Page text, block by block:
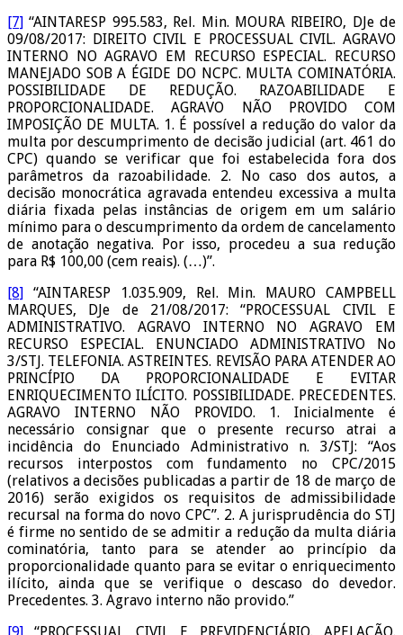
[7] “AINTARESP 995.583, Rel. Min. MOURA RIBEIRO, DJe de
09/08/2017: DIREITO CIVIL E PROCESSUAL CIVIL. AGRAVO
INTERNO NO AGRAVO EM RECURSO ESPECIAL. RECURSO
MANEJADO SOB A ÉGIDE DO NCPC. MULTA COMINATÓRIA.
POSSIBILIDADE DE REDUÇÃO. RAZOABILIDADE E
PROPORCIONALIDADE. AGRAVO NÃO PROVIDO COM
IMPOSIÇÃO DE MULTA. 1. É possível a redução do valor da
multa por descumprimento de decisão judicial (art. 461 do
CPC) quando se verificar que foi estabelecida fora dos
parâmetros da razoabilidade. 2. No caso dos autos, a
decisão monocrática agravada entendeu excessiva a multa
diária fixada pelas instâncias de origem em um salário
mínimo para o descumprimento da ordem de cancelamento
de anotação negativa. Por isso, procedeu a sua redução
para R$ 100,00 (cem reais). (…)”.
[8] “AINTARESP 1.035.909, Rel. Min. MAURO CAMPBELL
MARQUES, DJe de 21/08/2017: “PROCESSUAL CIVIL E
ADMINISTRATIVO. AGRAVO INTERNO NO AGRAVO EM
RECURSO ESPECIAL. ENUNCIADO ADMINISTRATIVO No
3/STJ. TELEFONIA. ASTREINTES. REVISÃO PARA ATENDER AO
PRINCÍPIO DA PROPORCIONALIDADE E EVITAR
ENRIQUECIMENTO ILÍCITO. POSSIBILIDADE. PRECEDENTES.
AGRAVO INTERNO NÃO PROVIDO. 1. Inicialmente é
necessário consignar que o presente recurso atrai a
incidência do Enunciado Administrativo n. 3/STJ: “Aos
recursos interpostos com fundamento no CPC/2015
(relativos a decisões publicadas a partir de 18 de março de
2016) serão exigidos os requisitos de admissibilidade
recursal na forma do novo CPC”. 2. A jurisprudência do STJ
é firme no sentido de se admitir a redução da multa diária
cominatória, tanto para se atender ao princípio da
proporcionalidade quanto para se evitar o enriquecimento
ilícito, ainda que se verifique o descaso do devedor.
Precedentes. 3. Agravo interno não provido.”